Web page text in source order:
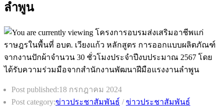
ลำพูน
Post published:18 กรกฎาคม 2024
Post category:ข่าวประชาสัมพันธ์ / ข่าวประชาสัมพันธ์